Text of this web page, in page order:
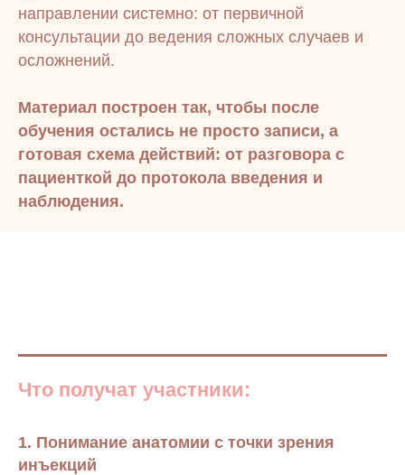
направлении системно: от первичной
консультации до ведения сложных случаев и
осложнений.
Материал построен так, чтобы после
обучения остались не просто записи, а
готовая схема действий: от разговора с
пациенткой до протокола введения и
наблюдения.
Что получат участники:
1. Понимание анатомии с точки зрения
инъекций